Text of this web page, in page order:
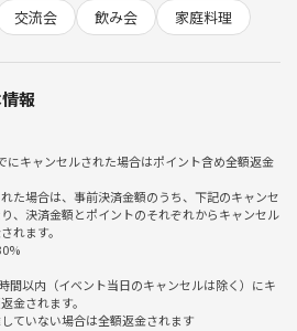
更になる場合があります。
」
緒に見つけませんか？
交流会 飲み会 家庭料理
報
にキャンセルされた場合はポイント含め全額返金
た場合は、事前決済金額のうち、下記のキャンセ
、決済金額とポイントのそれぞれからキャンセル
れます。
間以内（イベント当日のキャンセルは除く）にキ
金されます。
ていない場合は全額返金されます